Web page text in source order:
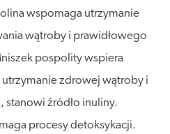
wspomaga utrzymanie
wątroby i prawidłowego
pospolity wspiera
zdrowej wątroby i
stanowi źródło inuliny.
procesy detoksykacji.